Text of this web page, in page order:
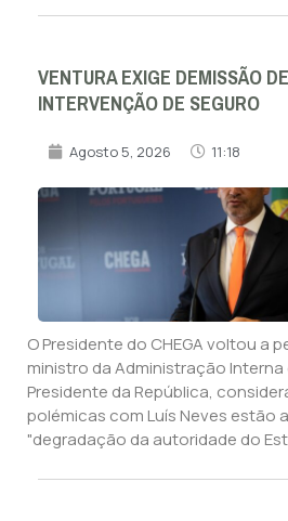
VENTURA EXIGE DEMISSÃO
INTERVENÇÃO DE SEGURO
Agosto 5, 2026 11:18
O Presidente do CHEGA voltou a
ministro da Administração
Presidente da República,
polémicas com Luís Neves estão
"degradação da autoridade do